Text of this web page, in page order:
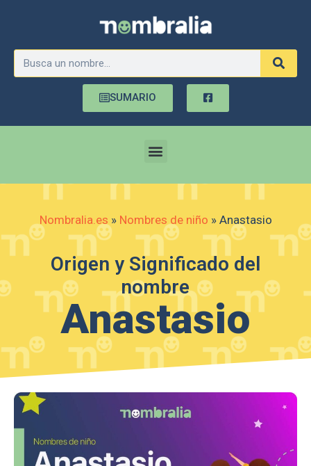
SUMARIO
Nombralia.es » Nombres de niño » Anastasio
Origen y Significado del
nombre
Anastasio